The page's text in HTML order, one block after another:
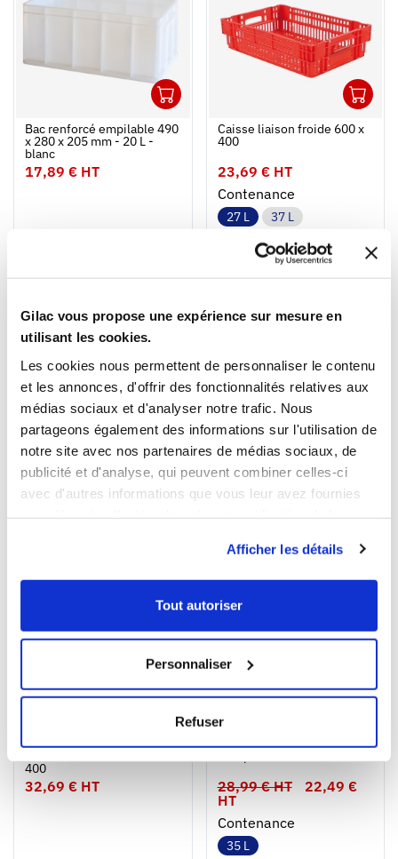
Gilac vous propose une expérience sur mesure en
utilisant les cookies.
Les cookies nous permettent de personnaliser le contenu
et les annonces, d'offrir des fonctionnalités relatives aux
médias sociaux et d'analyser notre trafic. Nous
partageons également des informations sur l'utilisation de
notre site avec nos partenaires de médias sociaux, de
publicité et d'analyse, qui peuvent combiner celles-ci
avec d'autres informations que vous leur avez fournies
Afficher les détails
Tout autoriser
Personnaliser
Refuser
Bac renforcé empilable 490
x 280 x 205 mm - 20 L -
blanc
17,89 € HT
Caisse liaison froide 600 x
400
23,69 € HT
Contenance
27 L 37 L
Couleur
NOUVEAUTÉ
Ouvrir
1
Ajouter au panier
Fermer
Caisse palette 800 x 1200 -
3 semelles
Ouvrir
Caisse légère empilable
emboîtable 600 x 400
Caisse ajourée empilable
400
32,69 € HT
Caisse ajourée emboîtable
28,99 € HT
22,49 €
HT
Contenance
35 L